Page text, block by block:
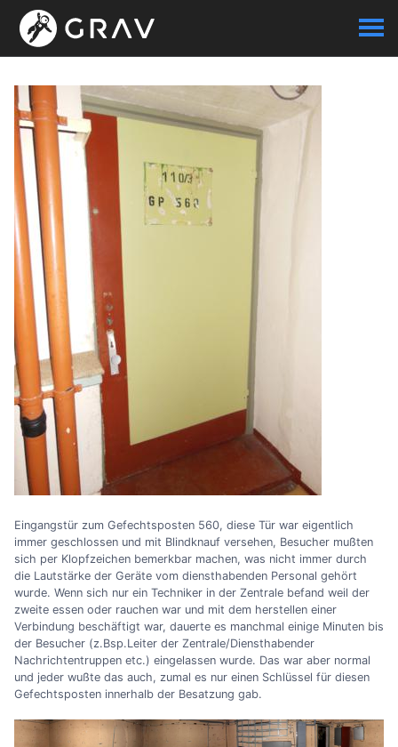
Eingangstür zum Gefechtsposten 560, diese Tür war eigentlich
immer geschlossen und mit Blindknauf versehen, Besucher mußten
sich per Klopfzeichen bemerkbar machen, was nicht immer durch
die Lautstärke der Geräte vom diensthabenden Personal gehört
wurde. Wenn sich nur ein Techniker in der Zentrale befand weil der
zweite essen oder rauchen war und mit dem herstellen einer
Verbindung beschäftigt war, dauerte es manchmal einige Minuten bis
der Besucher (z.Bsp.Leiter der Zentrale/Diensthabender
Nachrichtentruppen etc.) eingelassen wurde. Das war aber normal
und jeder wußte das auch, zumal es nur einen Schlüssel für diesen
Gefechtsposten innerhalb der Besatzung gab.